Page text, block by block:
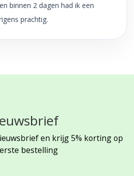
binnen 2 dagen had ik een
prachtig.
en krijg 5% korting op
bestelling